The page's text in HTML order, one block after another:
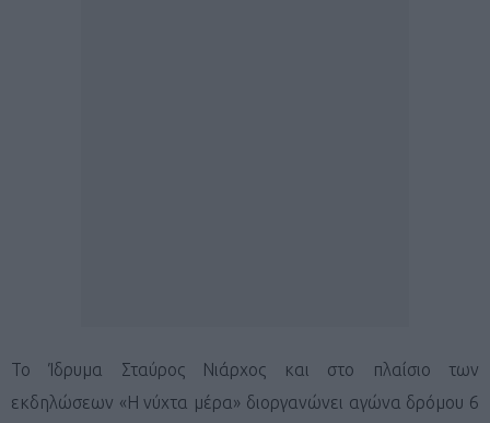
Το Ίδρυμα Σταύρος Νιάρχος και στο πλαίσιο των
εκδηλώσεων «Η νύχτα μέρα» διοργανώνει αγώνα δρόμου 6